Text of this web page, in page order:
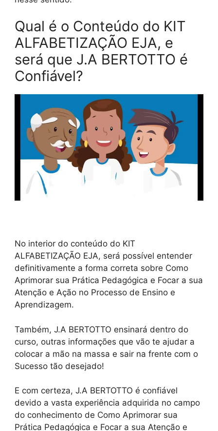
Qual é o Conteúdo do KIT
ALFABETIZAÇÃO EJA, e
será que J.A BERTOTTO é
Confiável?
No interior do conteúdo do KIT
ALFABETIZAÇÃO EJA, será possível entender
definitivamente a forma correta sobre Como
Aprimorar sua Prática Pedagógica e Focar a sua
Atenção e Ação no Processo de Ensino e
Aprendizagem.
Também, J.A BERTOTTO ensinará dentro do
curso, outras informações que vão te ajudar a
colocar a mão na massa e sair na frente com o
Sucesso tão desejado!
E com certeza, J.A BERTOTTO é confiável
devido a vasta experiência adquirida no campo
do conhecimento de Como Aprimorar sua
Prática Pedagógica e Focar a sua Atenção e